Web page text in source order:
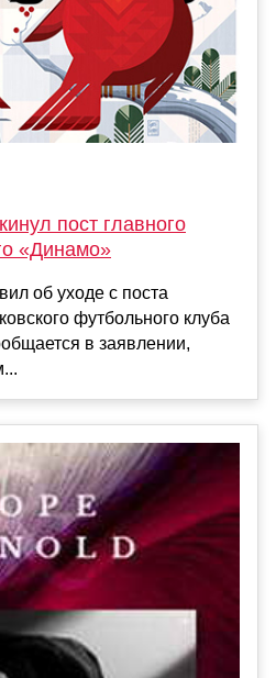
пост главного
«Динамо»
об уходе с поста
футбольного клуба
в заявлении,